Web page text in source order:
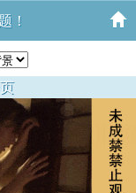
！